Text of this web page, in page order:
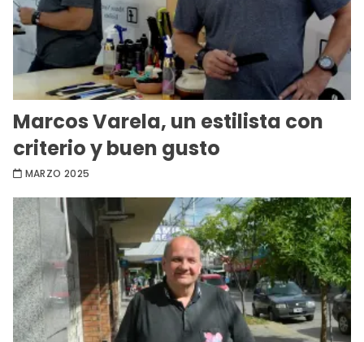
Marcos Varela, un estilista con
criterio y buen gusto
MARZO 2025